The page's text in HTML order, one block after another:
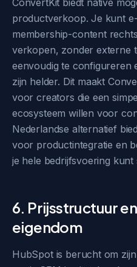
ConvertKit biedt native
productverkoop. Je kunt
membership-content
verkopen, zonder externe
eenvoudig te configureren
zijn helder. Dit maakt
voor creators die een
ecosysteem willen voor
Nederlandse alternatief
voor productintegratie en
je hele bedrijfsvoering kunt
6. Prijsstructuur
eigendom
HubSpot is berucht om